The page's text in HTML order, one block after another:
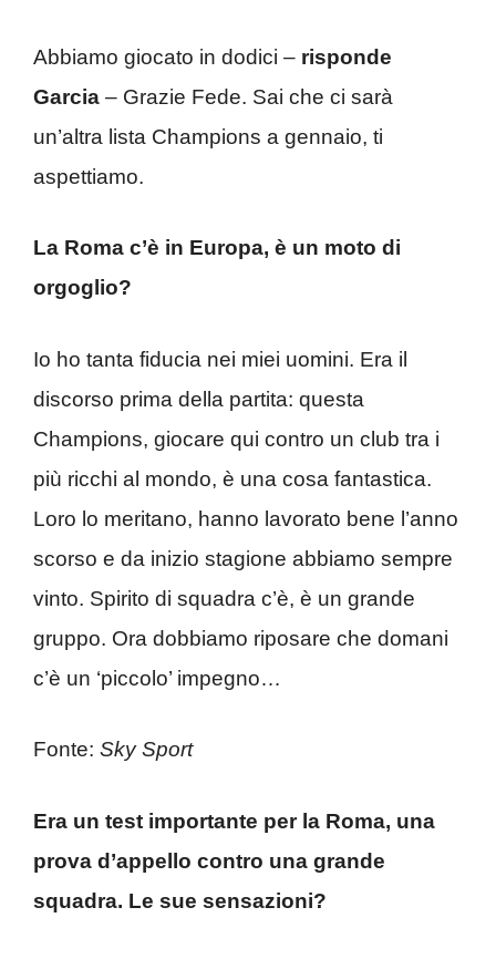
Abbiamo giocato in dodici – risponde
Garcia – Grazie Fede. Sai che ci sarà
un’altra lista Champions a gennaio, ti
aspettiamo.
La Roma c’è in Europa, è un moto di
orgoglio?
Io ho tanta fiducia nei miei uomini. Era il
discorso prima della partita: questa
Champions, giocare qui contro un club tra i
più ricchi al mondo, è una cosa fantastica.
Loro lo meritano, hanno lavorato bene l’anno
scorso e da inizio stagione abbiamo sempre
vinto. Spirito di squadra c’è, è un grande
gruppo. Ora dobbiamo riposare che domani
c’è un ‘piccolo’ impegno…
Fonte: Sky Sport
Era un test importante per la Roma, una
prova d’appello contro una grande
squadra. Le sue sensazioni?